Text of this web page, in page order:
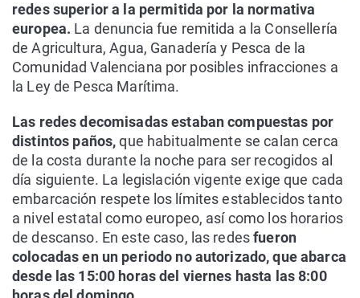
redes superior a la permitida por la normativa
europea. La denuncia fue remitida a la Consellería
de Agricultura, Agua, Ganadería y Pesca de la
Comunidad Valenciana por posibles infracciones a
la Ley de Pesca Marítima.
Las redes decomisadas estaban compuestas por
distintos paños,que habitualmente se calan cerca
de la costa durante la noche para ser recogidos al
día siguiente. La legislación vigente exige que cada
embarcación respete los límites establecidos tanto
a nivel estatal como europeo, así como los horarios
de descanso. En este caso, las redesfueron
colocadas en un periodo no autorizado, que abarca
desde las 15:00 horas del viernes hasta las 8:00